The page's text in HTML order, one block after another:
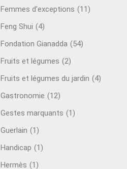
Femmes d'exceptions (11)
Feng Shui (4)
Fondation Gianadda (54)
Fruits et légumes (2)
Fruits et légumes du jardin (4)
Gastronomie (12)
Gestes marquants (1)
Guerlain (1)
Handicap (1)
Hermès (1)